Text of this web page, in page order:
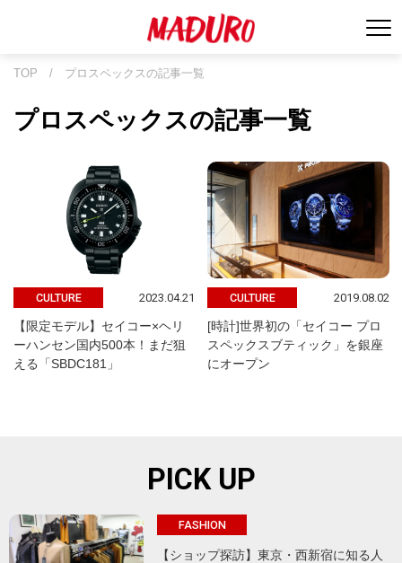
TOP / プロスペックスの記事一覧
プロスペックスの記事一覧
CULTURE 2023.04.21
【限定モデル】セイコー×ヘリ
ーハンセン国内500本！まだ狙
える「SBDC181」
CULTURE 2019.08.02
[時計]世界初の「セイコー プロ
スペックスブティック」を銀座
にオープン
PICK UP
FASHION
【ショップ探訪】東京・西新宿に知る人